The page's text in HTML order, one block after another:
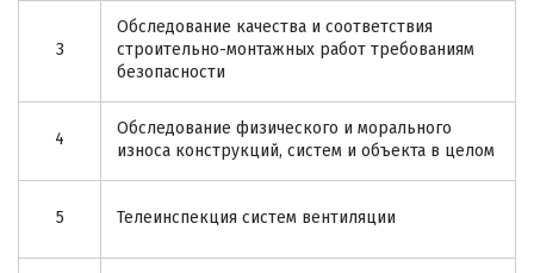
3
Обследование качества и соответствия
строительно-монтажных работ требованиям
безопасности
4
Обследование физического и морального
износа конструкций, систем и объекта в целом
5 Телеинспекция систем вентиляции